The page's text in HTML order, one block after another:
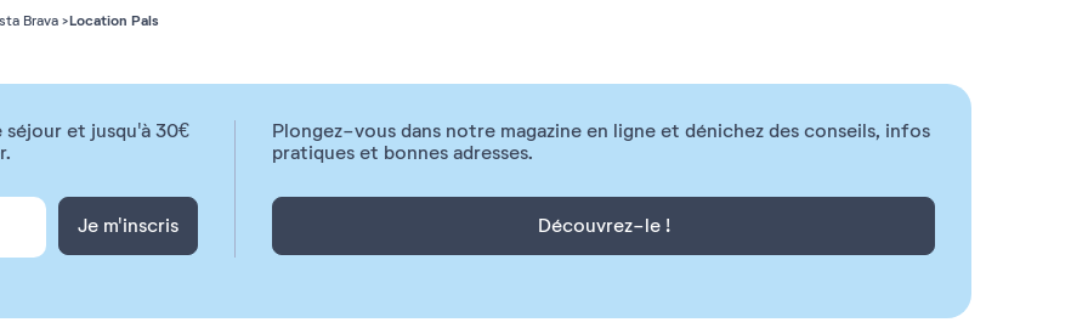
Brava Location Pals
et jusqu'à 30€
Je m'inscris
Plongez-vous dans notre magazine en ligne et dénichez des conseils, infos
pratiques et bonnes adresses.
Découvrez-le !